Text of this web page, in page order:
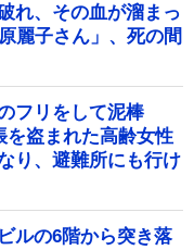
れ、その血が溜まっ
麗子さん」、死の間
フリをして泥棒
盗まれた高齢女性
り、避難所にも行け
ルの6階から突き落